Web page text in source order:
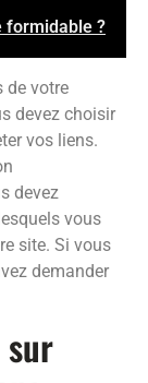
formidable ?
de votre
devez choisir
vos liens.
devez
vous
site. Si vous
demander